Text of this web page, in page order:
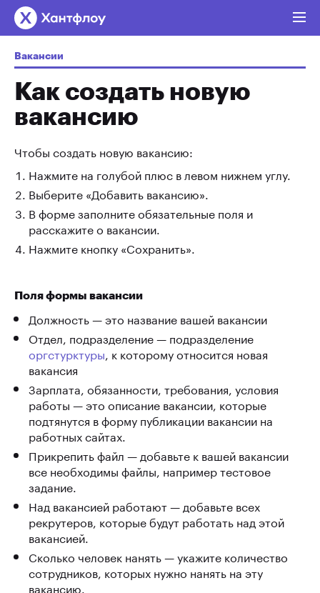
Вакансии
Как создать новую
вакансию
Чтобы создать новую вакансию:
Нажмите на голубой плюс в левом нижнем углу.
Выберите «Добавить вакансию».
В форме заполните обязательные поля и
расскажите о вакансии.
Нажмите кнопку «Сохранить».
Поля формы вакансии
Должность — это название вашей вакансии
Отдел, подразделение — подразделение
оргстурктуры, к которому относится новая
вакансия
Зарплата, обязанности, требования, условия
работы — это описание вакансии, которые
подтянутся в форму публикации вакансии на
работных сайтах.
Прикрепить файл — добавьте к вашей вакансии
все необходимы файлы, например тестовое
задание.
Над вакансией работают — добавьте всех
рекрутеров, которые будут работать над этой
вакансией.
Сколько человек нанять — укажите количество
сотрудников, которых нужно нанять на эту
вакансию.